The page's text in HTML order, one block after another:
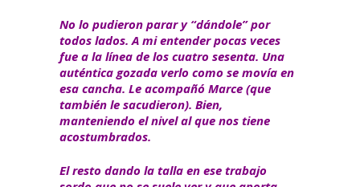
No lo pudieron parar y “dándole” por
todos lados. A mi entender pocas veces
fue a la línea de los cuatro sesenta. Una
auténtica gozada verlo como se movía en
esa cancha. Le acompañó Marce (que
también le sacudieron). Bien,
manteniendo el nivel al que nos tiene
acostumbrados.
El resto dando la talla en ese trabajo